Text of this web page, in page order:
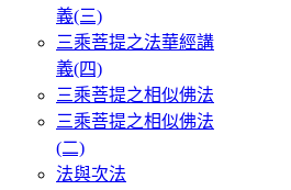
義(三)
三乘菩提之法華經講
義(四)
三乘菩提之相似佛法
三乘菩提之相似佛法
(二)
法與次法